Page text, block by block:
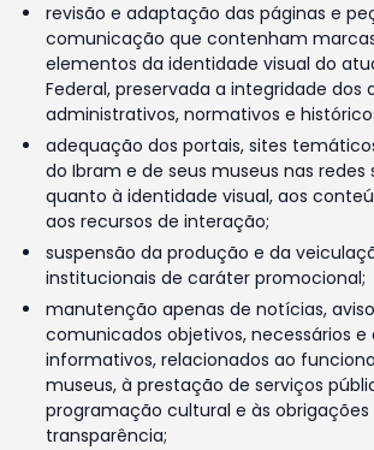
revisão e adaptação das páginas e
comunicação que contenham
elementos da identidade visual do
Federal, preservada a integridade dos
administrativos, normativos e
adequação dos portais, sites
do Ibram e de seus museus nas redes
quanto à identidade visual, aos
aos recursos de interação;
suspensão da produção e da
institucionais de caráter promocional;
manutenção apenas de notícias,
comunicados objetivos, necessários
informativos, relacionados ao
museus, à prestação de serviços
programação cultural e às obrigações
transparência;